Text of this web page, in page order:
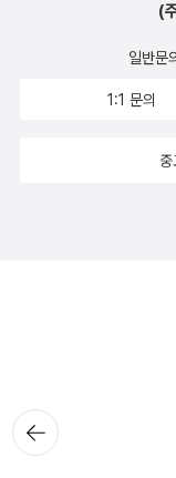
뒤로가
기
(
일반문
1:1 문의